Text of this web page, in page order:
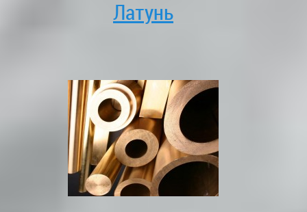
Латунь